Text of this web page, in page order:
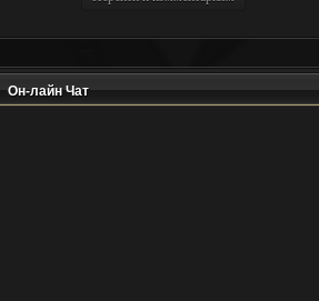
Он-лайн Чат